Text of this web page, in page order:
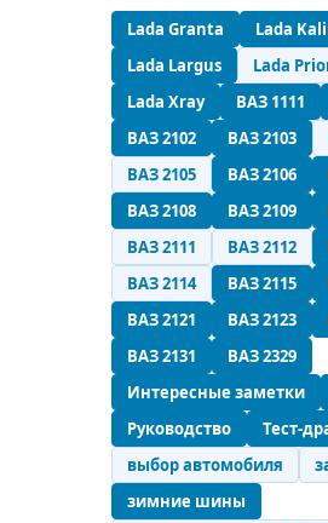
Lada Granta
Lada
Lada Largus
Lada
Lada Xray
ВАЗ 1111
ВАЗ 2102
ВАЗ 2103
ВАЗ 2105
ВАЗ 2106
ВАЗ 2108
ВАЗ 2109
ВАЗ 2111
ВАЗ 2112
ВАЗ 2114
ВАЗ 2115
ВАЗ 2121
ВАЗ 2123
ВАЗ 2131
ВАЗ 2329
Интересные заметки
Руководство
Тест-
выбор автомобиля
зимние шины